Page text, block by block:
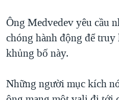
BÊN KIA QUỐC LỘ: TIẾNG
QUAN HỆ VIỆT MỸ
Ông Medvedev yêu cầu
chóng hành động để
khủng bố này.
Những người mục kích